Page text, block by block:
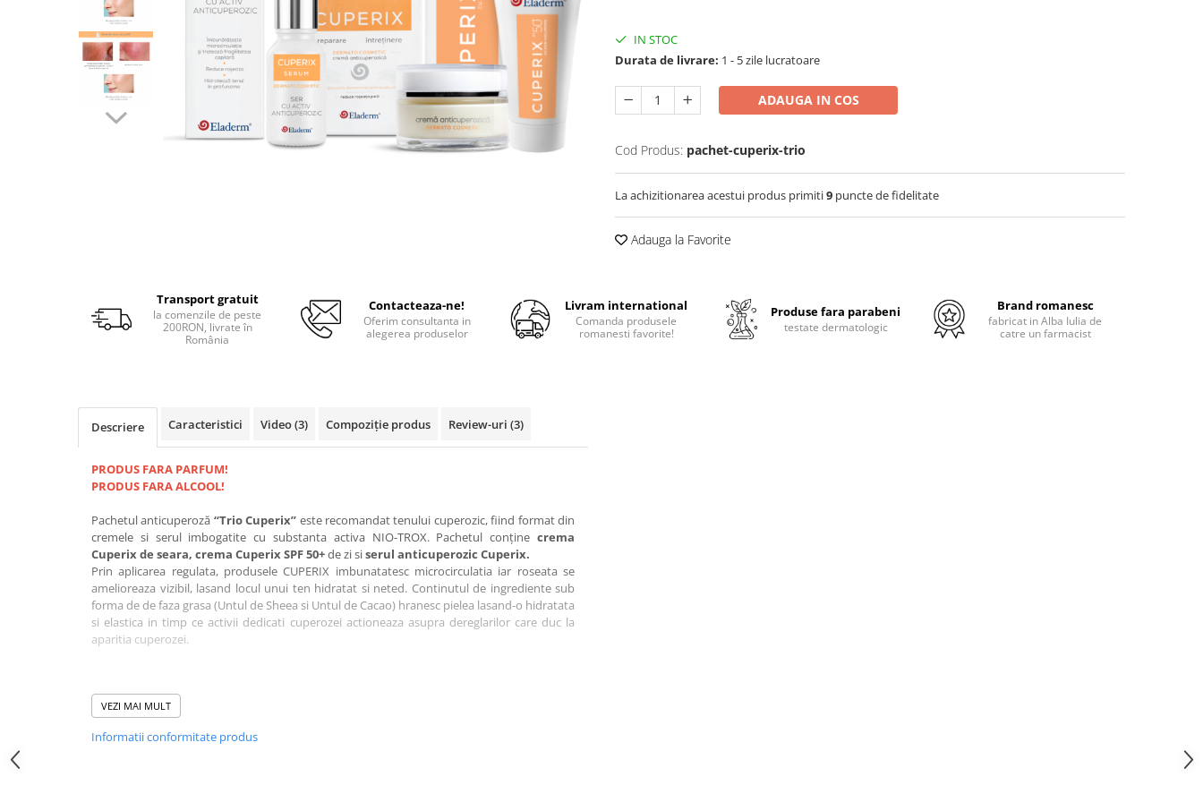
Produse pentru curatare
Creme Emoliente
Creme cu Uree
Produse pentru pete pigmentare
Evidence skincare
IN STOC
Durata de livrare: 1 - 5 zile lucratoare
ADAUGA IN COS
Cod Produs: pachet-cuperix-trio
La achizitionarea acestui produs primiti9 puncte de fidelitate
Adauga la Favorite
Transport gratuit
la comenzile de peste
200RON, livrate în
România
Contacteaza-ne!
Oferim consultanta in
alegerea produselor
Livram international
Comanda produsele
romanesti favorite!
Produse fara parabeni
testate dermatologic
Brand romanesc
fabricat in Alba Iulia de
catre un farmacist
Descriere Caracteristici Video(3) Compoziție produs Review-uri (3)
PRODUS FARA PARFUM!
PRODUS FARA ALCOOL!
Pachetul anticuperoză “Trio Cuperix” este recomandat tenului cuperozic, fiind format din
cremele si serul imbogatite cu substanta activa NIO-TROX. Pachetul conține crema
Cuperix de seara, crema Cuperix SPF 50+de zi siserul anticuperozic Cuperix.
Prin aplicarea regulata, produseleCUPERIX imbunatatesc microcirculatia iar roseata se
amelioreaza vizibil, lasand locul unui ten hidratat si neted. Continutul de ingrediente sub
forma de de faza grasa (Untul de Sheea si Untul de Cacao) hranesc pielea lasand-o hidratata
si elastica in timp ce activii dedicati cuperozei actioneaza asupra dereglarilor care duc la
aparitia cuperozei.
VEZI MAI MULT
Informatii conformitate produs